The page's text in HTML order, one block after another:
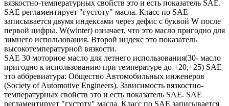
вязкостно-температурных свойств это и есть показатель SAE.
SAE регламентирует "густоту" масла. Класс по SAE
записывается двумя индексами через дефис с буквой W после
первой цифры. W(winter) означает, что это масло пригодно для
зимнего использования. Второй индекс это показатель
высокотемпературной вязкости.
SAE 30 моторное масло для летнего использования(30- масло
пригодно к использованию при температуре до +20,+25) SAE
это аббревиатура: Общество Автомобильных инженеров
(Society of Automotive Engineers). Зависимость вязкостно-
температурных свойств это и есть показатель SAE. SAE
регламентирует "густоту" масла. Класс по SAE записывается